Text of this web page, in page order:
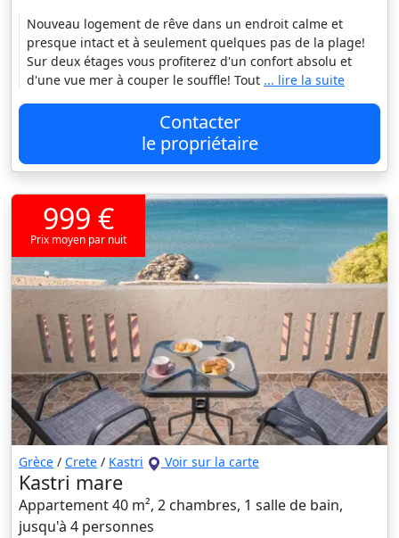
Nouveau logement de rêve dans un endroit calme et
presque intact et à seulement quelques pas de la plage!
Sur deux étages vous profiterez d'un confort absolu et
d'une vue mer à couper le souffle! Tout ... lire la suite
Contacter
le propriétaire
999 €
Prix moyen par nuit
Grèce / Crete / Kastri Voir sur la carte
Kastri mare
Appartement 40 m², 2 chambres, 1 salle de bain,
jusqu'à 4 personnes